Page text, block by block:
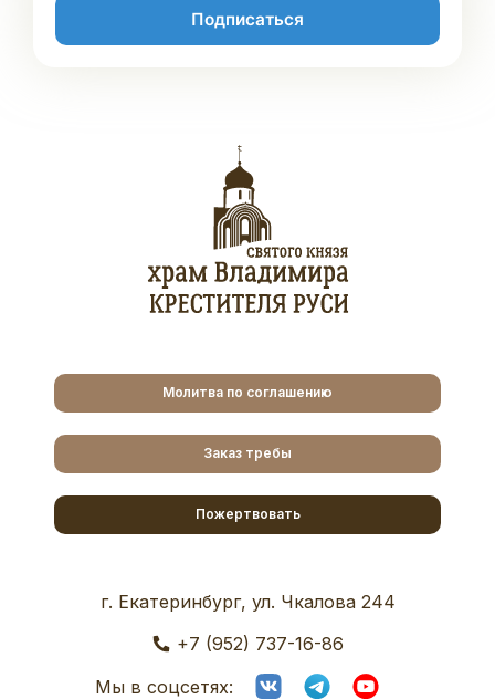
Подписаться
Молитва по соглашению
Заказ требы
Пожертвовать
г. Екатеринбург, ул. Чкалова 244
+7 (952) 737-16-86
Мы в соцсетях: